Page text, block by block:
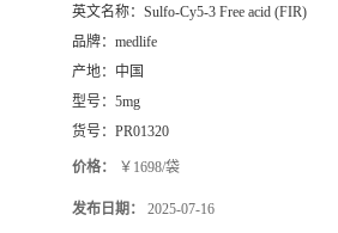
英文名称： Sulfo-Cy5-3 Free acid (FIR)
品牌： medlife
产地： 中国
型号： 5mg
货号： PR01320
价格： ￥1698/袋
发布日期： 2025-07-16